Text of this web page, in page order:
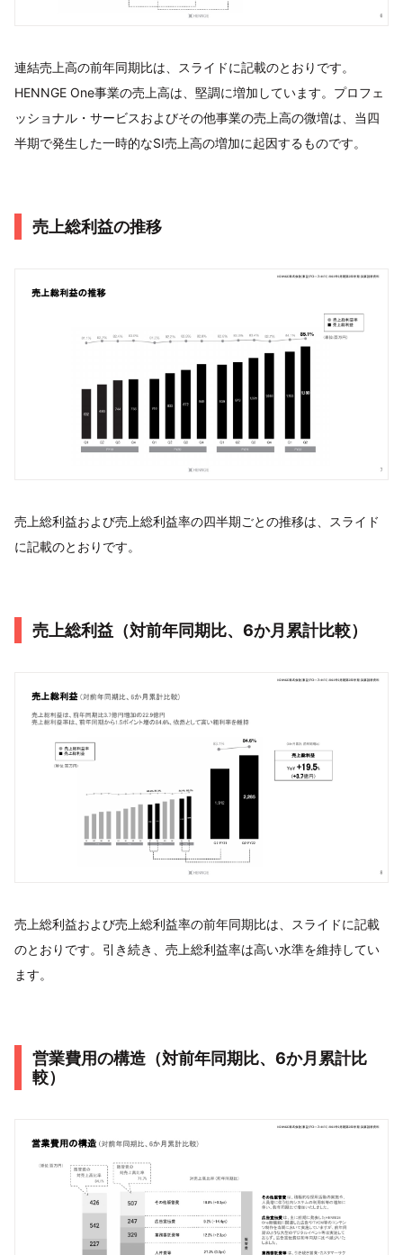
連結売上高の前年同期比は、スライドに記載のとおりです。
HENNGE One事業の売上高は、堅調に増加しています。プロフェ
ッショナル・サービスおよびその他事業の売上高の微増は、当四
半期で発生した一時的なSI売上高の増加に起因するものです。
売上総利益の推移
売上総利益および売上総利益率の四半期ごとの推移は、スライド
に記載のとおりです。
売上総利益（対前年同期比、6か月累計比較）
売上総利益および売上総利益率の前年同期比は、スライドに記載
のとおりです。引き続き、売上総利益率は高い水準を維持してい
ます。
営業費用の構造（対前年同期比、6か月累計比
較）